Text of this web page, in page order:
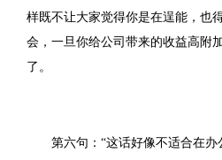
样既不让大家觉得你是在逞能，也
会，一旦你给公司带来的收益高附
了。
第六句：“这话好像不适合在办